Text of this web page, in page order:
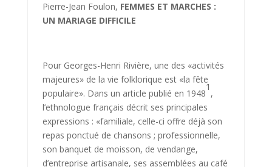
Pierre-Jean Foulon, FEMMES ET MARCHES :
UN MARIAGE DIFFICILE
Pour Georges-Henri Rivière, une des «activités
majeures» de la vie folklorique est «la fête
populaire». Dans un article publié en 1948
1
,
l’ethnologue français décrit ses principales
expressions : «familiale, celle-ci offre déjà son
repas ponctué de chansons ; professionnelle,
son banquet de moisson, de vendange,
d’entreprise artisanale, ses assemblées au café